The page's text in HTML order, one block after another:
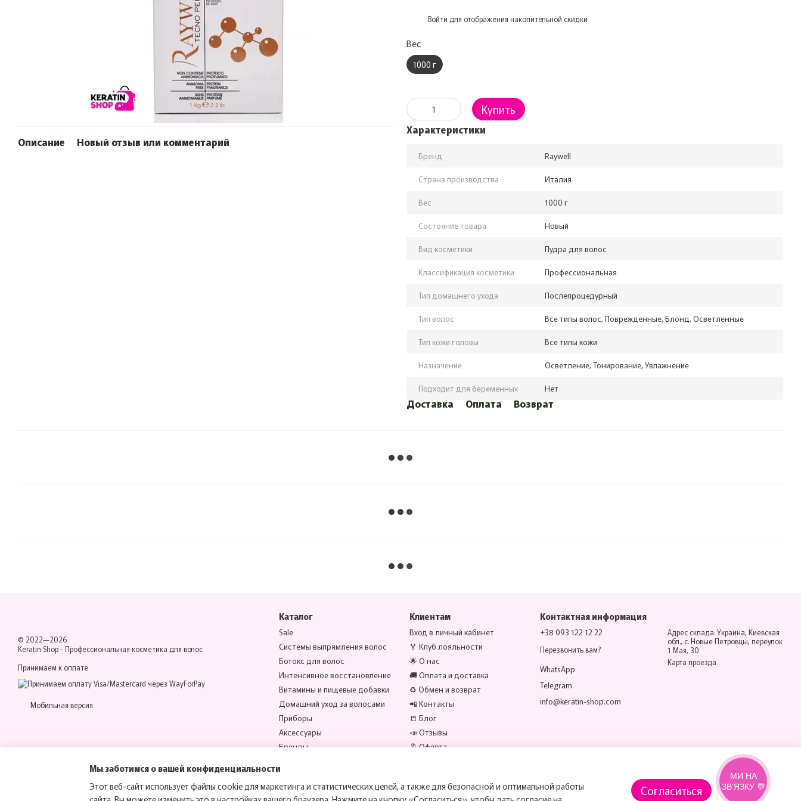
Описание Новый отзыв или комментарий
Войти для отображения накопительной скидки
Вес
1000 г
Купить
Характеристики
Бренд Raywell
Страна производства Италия
Вес 1000 г
Состояние товара Новый
Вид косметики Пудра для волос
Классификация косметики Профессиональная
Тип домашнего ухода Послепроцедурный
Тип волос Все типы волос, Поврежденные, Блонд, Осветленные
Тип кожи головы Все типы кожи
Назначение Осветление, Тонирование, Увлажнение
Подходит для беременных Нет
Доставка Оплата Возврат
© 2022—2026
Keratin Shop -Профессиональная косметика для волос
Принимаем к оплате
Мобильная версия
Каталог
Sale
Системы выпрямления волос
Ботокс для волос
Интенсивное восстановление
Витамины и пищевые добавки
Домашний уход за волосами
Приборы
Аксессуары
Бренды
Клиентам
Вход в личный кабинет
🏅 Клуб лояльности
🌟 О нас
🚚 Оплата и доставка
♻️ Обмен и возврат
📲 Контакты
📒 Блог
📣 Отзывы
🔖 Оферта
Контактная информация
+38 093 122 12 22
Перезвонить вам?
WhatsApp
Telegram
info@keratin-shop.com
Адрес склада: Украина, Киевская
обл., с. Новые Петровцы, переулок
1 Мая, 30
Карта проезда
Мы заботимся о вашей конфиденциальности
Этот веб-сайт использует файлы cookie для маркетинга и статистических целей, а также для безопасной и оптимальной работы
Согласиться
МИ НА
ЗВ’ЯЗКУ 💬